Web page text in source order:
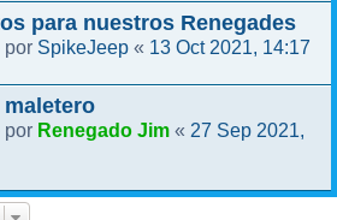
para nuestros Renegades
por SpikeJeep « 13 Oct 2021, 14:17
por Renegado Jim « 27 Sep 2021,